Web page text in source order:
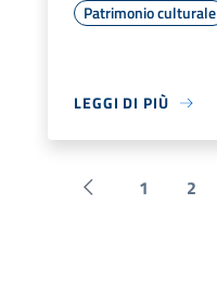
Patrimonio culturale
LEGGI DI PIÙ
Pagina precedente
1 2